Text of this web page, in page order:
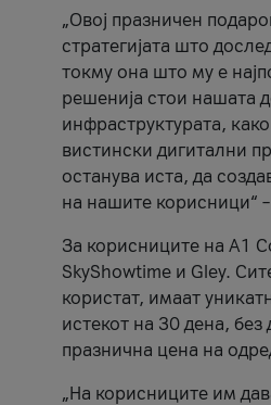
„Овој празничен
стратегијата што
токму она што му е
решенија стои нашата
инфраструктурата,
вистински дигитални
останува иста, да
на нашите корисници“
За корисниците на A1
SkyShowtime и Gley.
користат, имаат
истекот на 30 дена,
празнична цена на
„На корисниците им